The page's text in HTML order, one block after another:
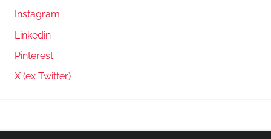
Instagram
Linkedin
Pinterest
X (ex Twitter)